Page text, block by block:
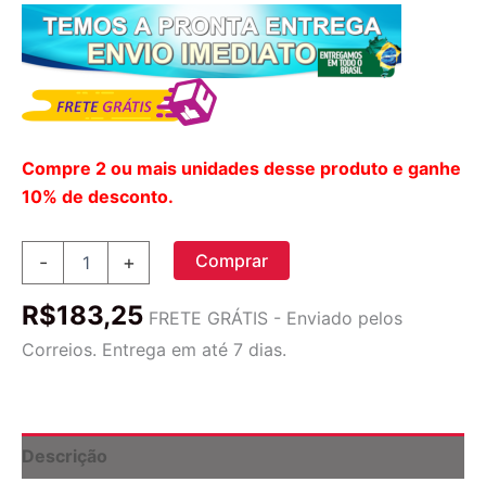
Compre 2 ou mais unidades desse produto e ganhe
10% de desconto.
-
de
-
quantidade
+ Comprar
R$183,25 FRETE GRÁTIS - Enviado pelos
Correios. Entrega em até 7 dias.
Descrição